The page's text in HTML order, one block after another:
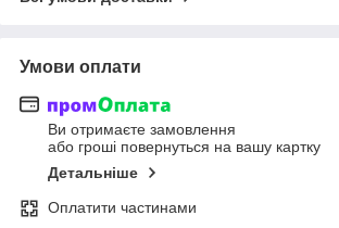
Умови оплати
Ви отримаєте замовлення
або гроші повернуться на вашу картку
Детальніше
Оплатити частинами